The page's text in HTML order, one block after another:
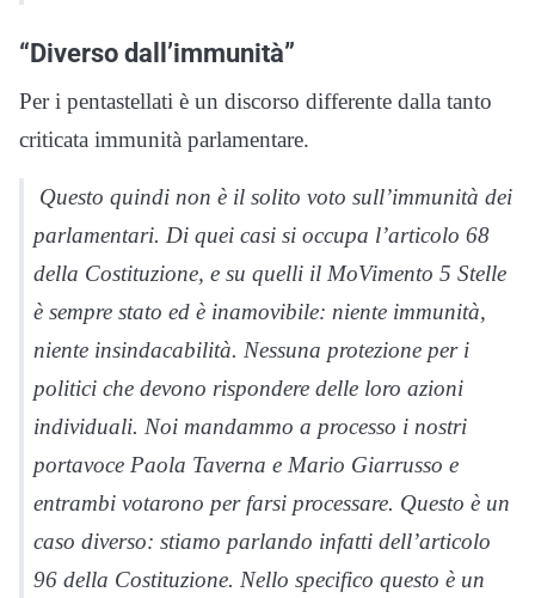
“Diverso dall’immunità”
Per i pentastellati è un discorso differente dalla tanto
criticata immunità parlamentare.
Questo quindi non è il solito voto sull’immunità dei
parlamentari. Di quei casi si occupa l’articolo 68
della Costituzione, e su quelli il MoVimento 5 Stelle
è sempre stato ed è inamovibile: niente immunità,
niente insindacabilità. Nessuna protezione per i
politici che devono rispondere delle loro azioni
individuali. Noi mandammo a processo i nostri
portavoce Paola Taverna e Mario Giarrusso e
entrambi votarono per farsi processare. Questo è un
caso diverso: stiamo parlando infatti dell’articolo
96 della Costituzione. Nello specifico questo è un